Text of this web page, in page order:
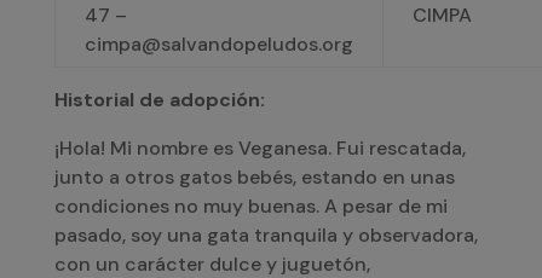
47 –
cimpa@salvandopeludos.org
CIMPA
Historial de adopción:
¡Hola! Mi nombre es Veganesa. Fui rescatada,
junto a otros gatos bebés, estando en unas
condiciones no muy buenas. A pesar de mi
pasado, soy una gata tranquila y observadora,
con un carácter dulce y juguetón,